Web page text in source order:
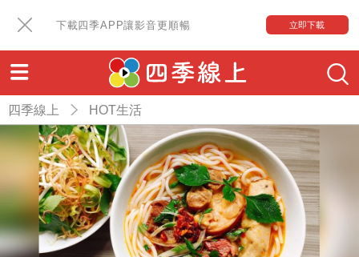
下載四季APP讓影音更順暢 立即下載
四季線上 HOT生活